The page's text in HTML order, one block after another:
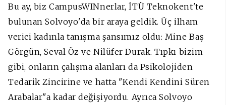
Bu ay, biz CampusWINnerlar, İTÜ Teknokent'te
bulunan Solvoyo'da bir araya geldik. Üç ilham
verici kadınla tanışma şansımız oldu: Mine Baş
Görgün, Seval Öz ve Nilüfer Durak. Tıpkı bizim
gibi, onların çalışma alanları da Psikolojiden
Tedarik Zincirine ve hatta "Kendi Kendini Süren
Arabalar"a kadar değişiyordu. Ayrıca Solvoyo